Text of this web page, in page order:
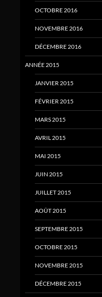
OCTOBRE 2016
NOVEMBRE 2016
DÉCEMBRE 2016
ANNÉE 2015
JANVIER 2015
FÉVRIER 2015
MARS 2015
AVRIL 2015
MAI 2015
JUIN 2015
JUILLET 2015
AOÛT 2015
SEPTEMBRE 2015
OCTOBRE 2015
NOVEMBRE 2015
DÉCEMBRE 2015